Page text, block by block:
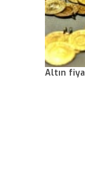
Altın